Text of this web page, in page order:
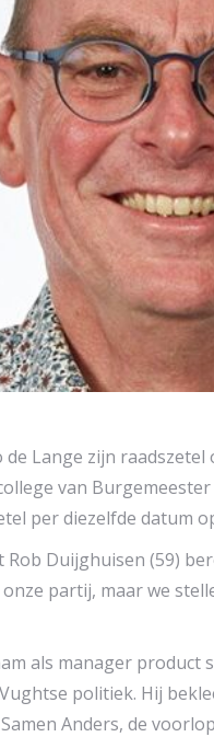
Lange zijn
van
per diezelfde datum
Duijghuisen (59)
partij, maar we
als manager
politiek. Hij
Anders, de